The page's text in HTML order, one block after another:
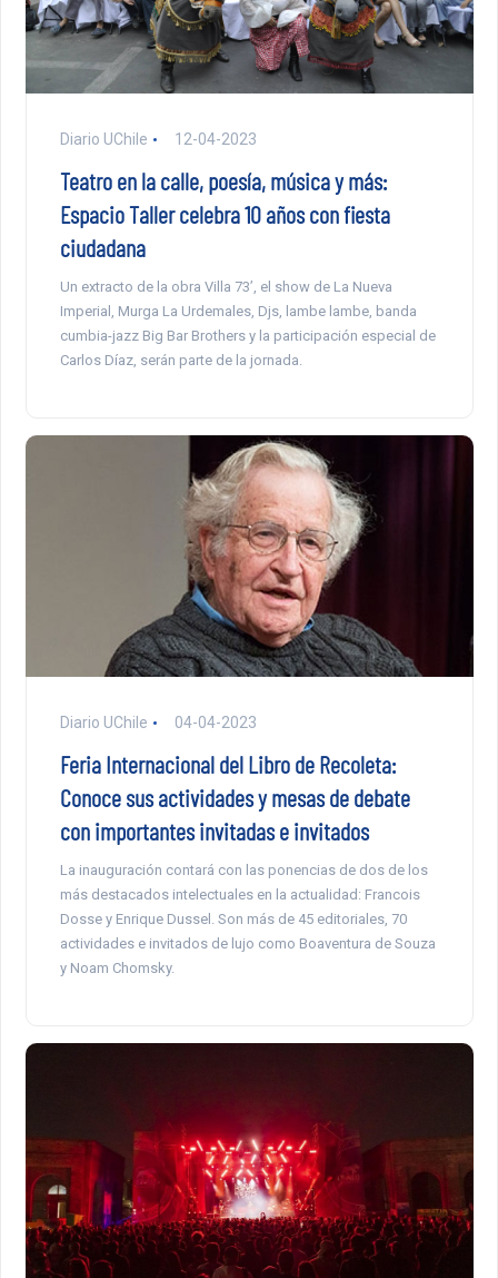
Diario UChile 12-04-2023
Teatro en la calle, poesía, música y más:
Espacio Taller celebra 10 años con fiesta
ciudadana
Un extracto de la obra Villa 73’, el show de La Nueva
Imperial, Murga La Urdemales, Djs, lambe lambe, banda
cumbia-jazz Big Bar Brothers y la participación especial de
Carlos Díaz, serán parte de la jornada.
Diario UChile 04-04-2023
Feria Internacional del Libro de Recoleta:
Conoce sus actividades y mesas de debate
con importantes invitadas e invitados
La inauguración contará con las ponencias de dos de los
más destacados intelectuales en la actualidad: Francois
Dosse y Enrique Dussel. Son más de 45 editoriales, 70
actividades e invitados de lujo como Boaventura de Souza
y Noam Chomsky.